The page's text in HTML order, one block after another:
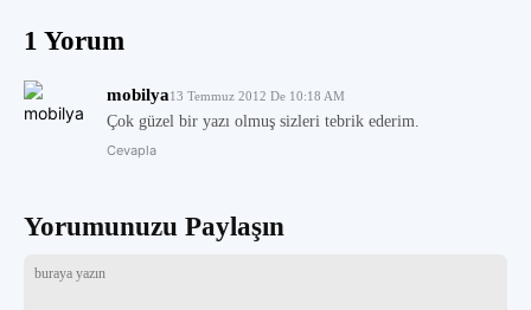
1 Yorum
mobilya13 Temmuz 2012 De 10:18 AM
Çok güzel bir yazı olmuş sizleri tebrik ederim.
Cevapla
Yorumunuzu Paylaşın